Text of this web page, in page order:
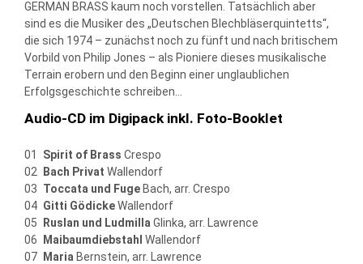
GERMAN BRASS kaum noch vorstellen. Tatsächlich aber
sind es die Musiker des „Deutschen Blechbläserquintetts“,
die sich 1974 – zunächst noch zu fünft und nach britischem
Vorbild von Philip Jones – als Pioniere dieses musikalische
Terrain erobern und den Beginn einer unglaublichen
Erfolgsgeschichte schreiben…
Audio-CD im Digipack inkl. Foto-Booklet
Spirit of Brass Crespo
Bach Privat Wallendorf
Toccata und Fuge Bach, arr. Crespo
Gitti GödickeWallendorf
Ruslan und Ludmilla Glinka, arr. Lawrence
Maibaumdiebstahl Wallendorf
Maria Bernstein, arr. Lawrence